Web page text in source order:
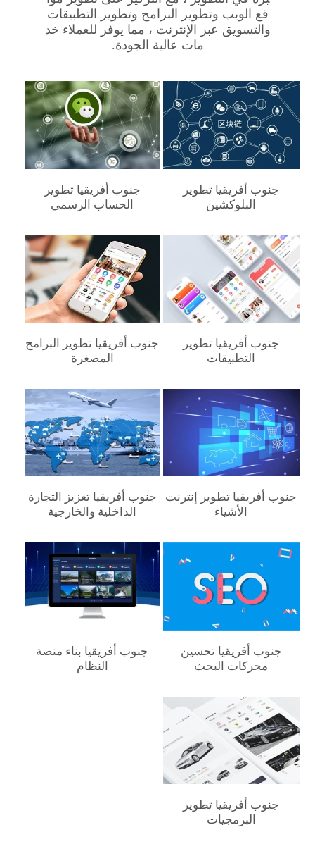
قع الويب وتطوير البرامج وتطوير التطبيقات
والتسويق عبر الإنترنت ، مما يوفر للعملاء خد
مات عالية الجودة.
جنوب أفريقيا‎ تطوير
البلوكشين
جنوب أفريقيا‎ تطوير
الحساب الرسمي
جنوب أفريقيا‎ تطوير
التطبيقات
جنوب أفريقيا‎ تطوير البرامج
المصغرة
جنوب أفريقيا‎ تطوير إنترنت
الأشياء
جنوب أفريقيا‎ تعزيز التجارة
الداخلية والخارجية
جنوب أفريقيا‎ تحسين
محركات البحث
جنوب أفريقيا‎ بناء منصة
النظام
جنوب أفريقيا‎ تطوير
البرمجيات